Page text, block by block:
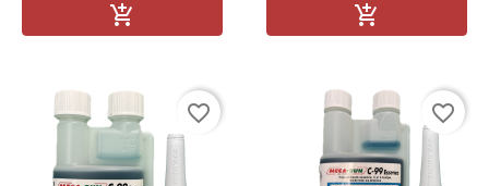
 
favorite_border favorite_border